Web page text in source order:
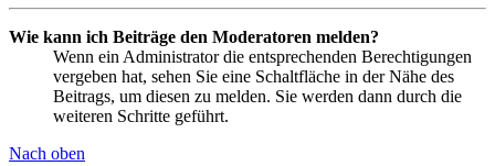
Wie kann ich Beiträge den Moderatoren melden?
Wenn ein Administrator die entsprechenden Berechtigungen
vergeben hat, sehen Sie eine Schaltfläche in der Nähe des
Beitrags, um diesen zu melden. Sie werden dann durch die
weiteren Schritte geführt.
Nach oben